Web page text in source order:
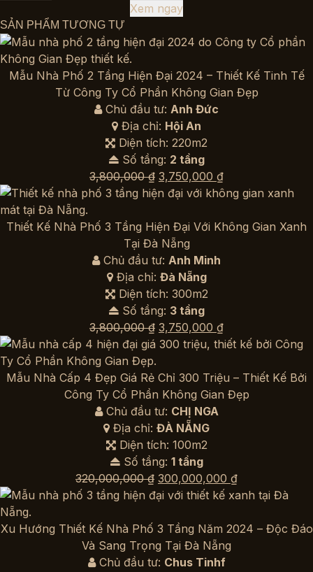
Xem ngay
SẢN PHẨM TƯƠNG TỰ
Mẫu Nhà Phố 2 Tầng Hiện Đại 2024 – Thiết Kế Tinh Tế
Từ Công Ty Cổ Phần Không Gian Đẹp
Chủ đầu tư: Anh Đức
Địa chỉ: Hội An
Diện tích: 220m2
Số tầng: 2 tầng
3,800,000₫ Giá
gốc
3,800,000 ₫.
3,750,000 ₫Giá
hiện
là:
Thiết Kế Nhà Phố 3 Tầng Hiện Đại Với Không Gian Xanh
Tại Đà Nẵng
Chủ đầu tư: Anh Minh
Địa chỉ: Đà Nẵng
Diện tích: 300m2
Số tầng: 3 tầng
3,800,000₫ Giá
gốc
3,800,000 ₫.
3,750,000 ₫Giá
hiện
là:
3,750,000 ₫.
Mẫu Nhà Cấp 4 Đẹp Giá Rẻ Chỉ 300 Triệu – Thiết Kế Bởi
Công Ty Cổ Phần Không Gian Đẹp
Chủ đầu tư: CHỊ NGA
Địa chỉ: ĐÀ NẴNG
Diện tích: 100m2
Số tầng: 1 tầng
320,000,000₫ Giá
gốc
320,000,000 ₫.
300,000,000 ₫Giá
hiện
là:
Xu Hướng Thiết Kế Nhà Phố 3 Tầng Năm 2024 – Độc Đáo
Và Sang Trọng Tại Đà Nẵng
Chủ đầu tư: Chus Tinhf